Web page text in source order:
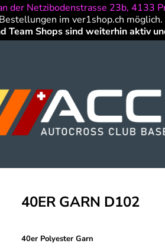
der Netzibodenstrasse 23b, 4133
im ver1shop.ch
Team Shops sind weiterhin aktiv
40ER GARN D102
40er Polyester Garn